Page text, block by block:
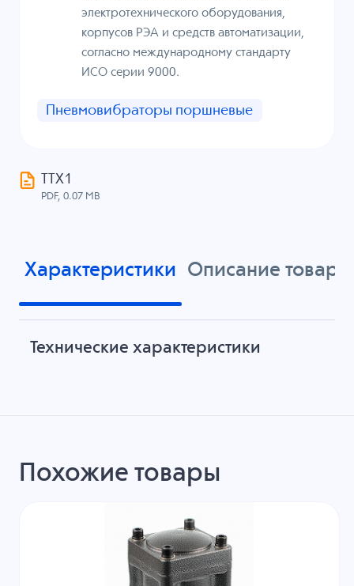
электротехнического оборудования,
корпусов РЭА и средств автоматизации,
согласно международному стандарту
ИСО серии 9000.
Пневмовибраторы поршневые
ТТХ1
PDF, 0.07 MB
Характеристики Описание товара
Технические характеристики
Похожие товары